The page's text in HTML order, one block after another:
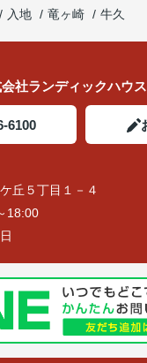
入地 竜ヶ崎 牛久
社ランディックハウ
6100
丘５丁目１－４
18:00